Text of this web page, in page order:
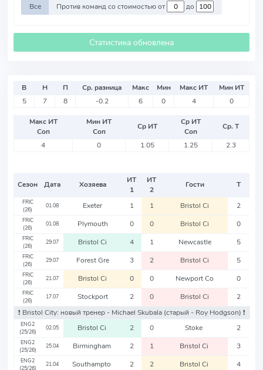
Все Против команд со стоимостью от до
Статистика обновлена
В Н П Ср. разница Макс Мин Макс ИТ
Мин ИТ
5
7 8 -0.2 6 0 4 0
Макс ИТ
Соп
Мин ИТ
Соп
Ср ИТ
Ср ИТ
Соп
Ср. Т
4
0 1.05 1.25 2.3
Сезон Дата Хозяева
ИТ
1
ИТ
2
Гости Т
FRIC
(26)
01.08 Exeter 1 1 Bristol Ci 2
FRIC
(26)
01.08 Plymouth 0 0 Bristol Ci 0
FRIC
(26)
29.07 Bristol Ci 4 1 Newcastle 5
FRIC
(26)
29.07 Forest Gre 3 2 Bristol Ci 5
FRIC
(26)
21.07 Bristol Ci 0 0 Newport Co 0
FRIC
(26)
17.07 Stockport 2 0 Bristol Ci
2
❗️ Bristol City: новый тренер - Michael Skubala (старый - Roy Hodgson) ❗️
ENG2
(25/26)
02.05 Bristol Ci 2 0 Stoke 2
ENG2
(25/26)
25.04 Birmingham 2 1 Bristol Ci 3
ENG2
(25/26)
21.04 Southampto 2 2 Bristol Ci 4